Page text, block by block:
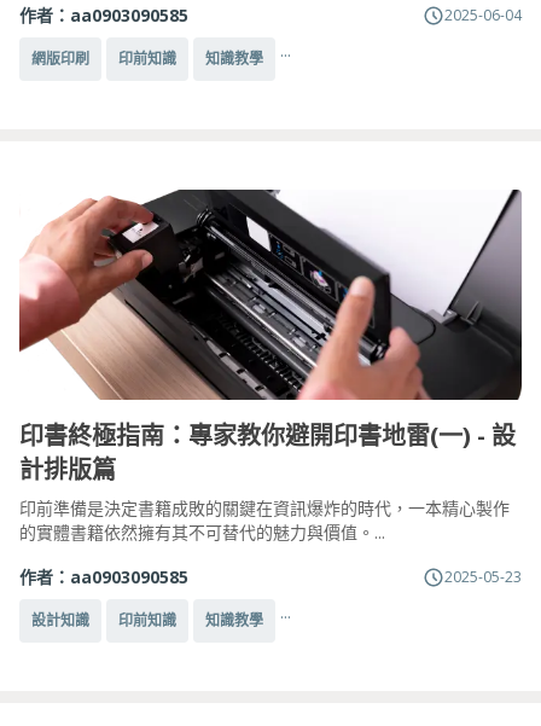
作者： aa0903090585 2025-06-04
網版印刷 印前知識 知識教學 ...
印書終極指南：專家教你避開印書地雷(一) - 設
計排版篇
印前準備是決定書籍成敗的關鍵在資訊爆炸的時代，一本精心製作
的實體書籍依然擁有其不可替代的魅力與價值。...
作者： aa0903090585 2025-05-23
設計知識 印前知識 知識教學 ...